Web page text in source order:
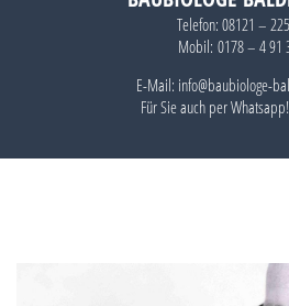
Telefon: 08121 –
Mobil: 0178 – 4 91
E-Mail: info@baubiologe-
Für Sie auch perWhatsapp!